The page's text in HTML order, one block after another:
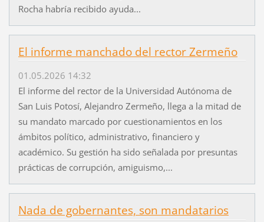
Rocha habría recibido ayuda...
El informe manchado del rector Zermeño
01.05.2026 14:32
El informe del rector de la Universidad Autónoma de
San Luis Potosí, Alejandro Zermeño, llega a la mitad de
su mandato marcado por cuestionamientos en los
ámbitos político, administrativo, financiero y
académico. Su gestión ha sido señalada por presuntas
prácticas de corrupción, amiguismo,...
Nada de gobernantes, son mandatarios